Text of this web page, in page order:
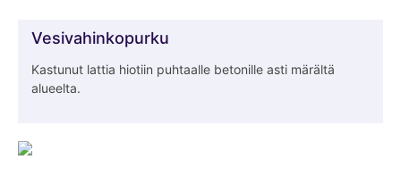
Vesivahinkopurku
Kastunut lattia hiotiin puhtaalle betonille asti märältä
alueelta.